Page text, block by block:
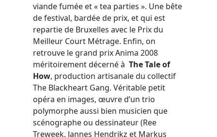
viande fumée et « tea parties ». Une bête
de festival, bardée de prix, et qui est
repartie de Bruxelles avec le Prix du
Meilleur Court Métrage. Enfin, on
retrouve le grand prix Anima 2008
méritoirement décerné à The Tale of
How, production artisanale du collectif
The Blackheart Gang. Véritable petit
opéra en images, œuvre d’un trio
polymorphe aussi bien musicien que
scénographe ou dessinateur (Ree
Treweek, Jannes Hendrikz et Markus